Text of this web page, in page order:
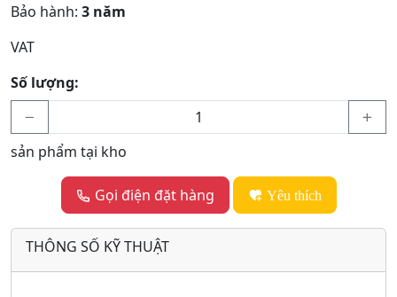
Bảo hành: 3 năm
VAT
Số lượng:
sản phẩm tại kho
Gọi điện đặt hàng Yêu thích
THÔNG SỐ KỸ THUẬT